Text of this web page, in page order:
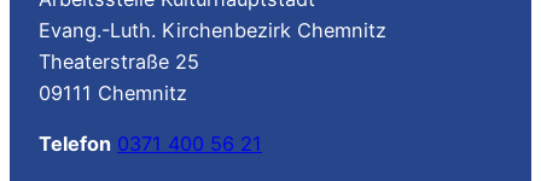
Evang.-Luth. Kirchenbezirk Chemnitz
Theaterstraße 25
09111 Chemnitz
Telefon 0371 400 56 21